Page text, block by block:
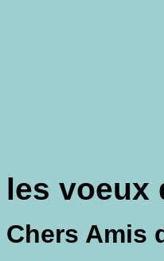
les voeux
Chers Amis